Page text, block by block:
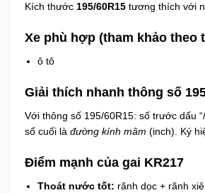
Kích thước 195/60R15 tương thích với
Xe phù hợp (tham khảo theo
ô tô
Giải thích nhanh thông số
Với thông số 195/60R15: số trước dấu
số cuối là đường kính mâm (inch). Ký
Điểm mạnh của gai KR217
Thoát nước tốt: rãnh dọc + rãnh